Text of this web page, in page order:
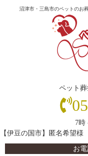
沼津市・三島市のペットのお
ペット
7時
【伊豆の国市】匿名希望様
お